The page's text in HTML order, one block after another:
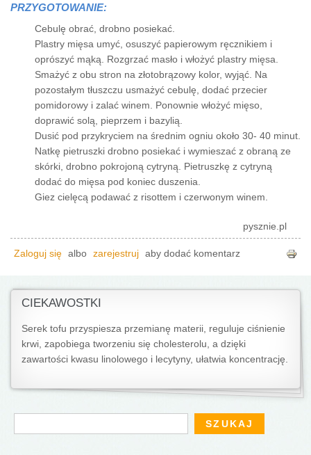
PRZYGOTOWANIE:
Cebulę obrać, drobno posiekać.
Plastry mięsa umyć, osuszyć papierowym ręcznikiem i
oprószyć mąką. Rozgrzać masło i włożyć plastry mięsa.
Smażyć z obu stron na złotobrązowy kolor, wyjąć. Na
pozostałym tłuszczu usmażyć cebulę, dodać przecier
pomidorowy i zalać winem. Ponownie włożyć mięso,
doprawić solą, pieprzem i bazylią.
Dusić pod przykryciem na średnim ogniu około 30- 40 minut.
Natkę pietruszki drobno posiekać i wymieszać z obraną ze
skórki, drobno pokrojoną cytryną. Pietruszkę z cytryną
dodać do mięsa pod koniec duszenia.
Giez cielęcą podawać z risottem i czerwonym winem.
pysznie.pl
Zaloguj się albo zarejestruj aby dodać komentarz
CIEKAWOSTKI
Serek tofu przyspiesza przemianę materii, reguluje ciśnienie
krwi, zapobiega tworzeniu się cholesterolu, a dzięki
zawartości kwasu linolowego i lecytyny, ułatwia koncentrację.
Formularz wyszukiwania
Szukaj